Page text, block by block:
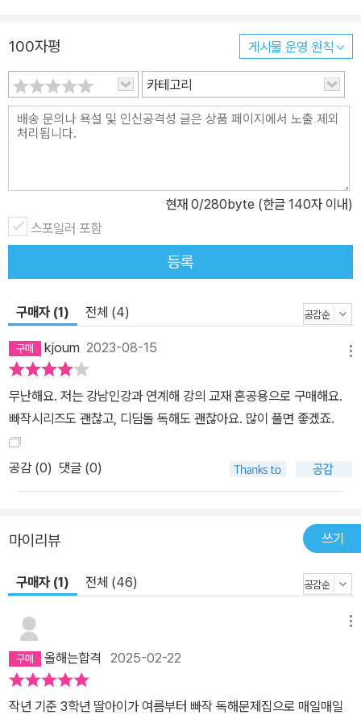
100자평 게시물 운영 원칙
카테고리
현재 0/280byte (한글 140자 이내)
스포일러 포함
등록
구매자 (1) 전체 (4)
kjoum 2023-08-15
무난해요. 저는 강남인강과 연계해 강의 교재 혼공용으로 구매해요.
빠작시리즈도 괜찮고, 디딤돌 독해도 괜찮아요. 많이 풀면 좋겠죠.
공감 (0) 댓글 (0)
마이리뷰 쓰기
구매자 (1) 전체 (46)
올해는합격 2025-02-22
작년 기준 3학년 딸아이가 여름부터 빠작 독해문제집으로 매일매일